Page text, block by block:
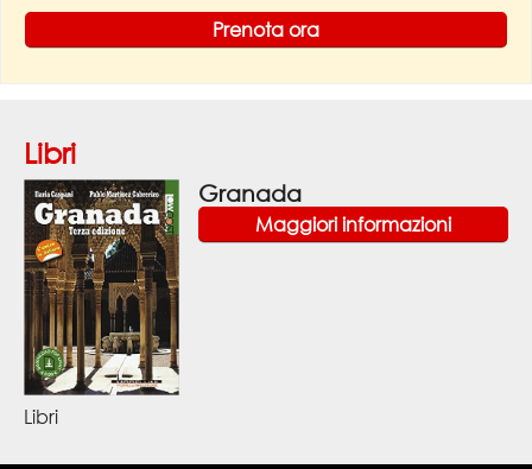
Prenota ora
Libri
Granada
Maggiori informazioni
Libri